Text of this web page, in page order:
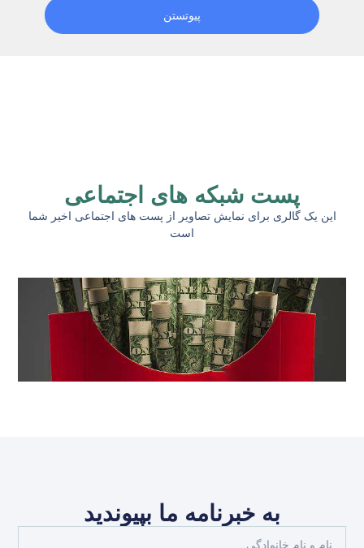
پیوتستن
پست شبکه های اجتماعی
این یک گالری برای نمایش تصاویر از پست های اجتماعی اخیر شما
است
به خبرنامه ما بپیوندید